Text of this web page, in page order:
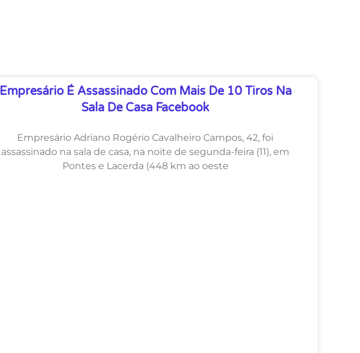
Empresário É Assassinado Com Mais De 10 Tiros Na
Sala De Casa Facebook
Empresário Adriano Rogério Cavalheiro Campos, 42, foi
assassinado na sala de casa, na noite de segunda-feira (11), em
Pontes e Lacerda (448 km ao oeste